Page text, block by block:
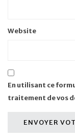
Website
En utilisant ce
traitement de vos